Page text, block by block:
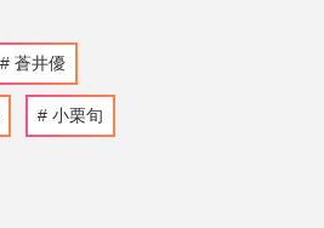
蒼井優
小栗旬